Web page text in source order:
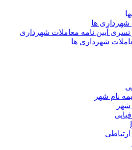
ها
آیین نامه معاملات شهرداری
شهرداری ها
نام شهر